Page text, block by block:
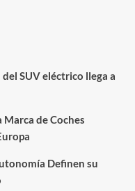
SUV eléctrico llega a
de Coches
Definen su